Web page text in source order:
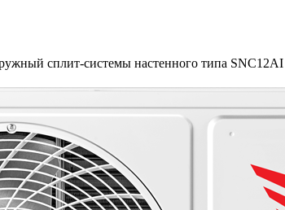
сплит-системы настенного типа